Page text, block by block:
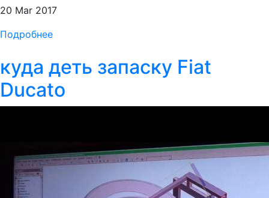
20 Mar 2017
Подробнее
куда деть запаску Fiat
Ducato